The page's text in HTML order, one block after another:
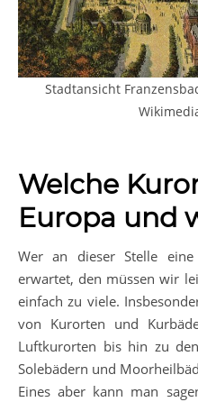
Stadtansicht
Welche
Europa und
Wer an dieser Stelle
erwartet, den müssen wir
einfach zu viele.
von Kurorten und
Luftkurorten bis hin zu
Solebädern und
Eines aber kann man